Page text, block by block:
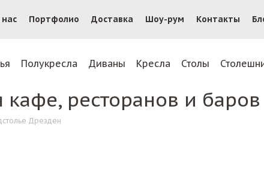
Портфолио Доставка Шоу-рум Контакты
Полукресла Диваны Кресла Столы
ресторанов и баров
Дрезден